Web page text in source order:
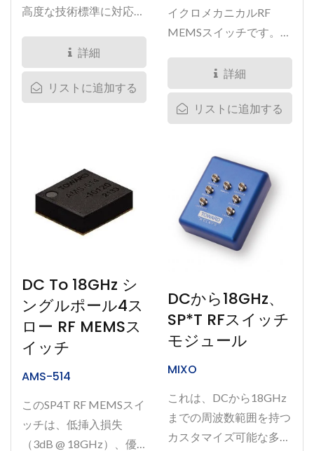
高度な技術標準に対応し
号切替をサポートする専
門のリレーです。
Menlo...
詳細
リストに追加する
イクロメカニカルRF
MEMSスイッチです。私
り、25Wを超える前方電
力に対応可能な高信頼性
スイッチが実現しまし
詳細
リストに追加する
DC To 18GHz シ
ングルポール4ス
ロー RF MEMSス
イッチ
AMS-514
このSP4T RF MEMSスイ
ッチは、低挿入損失
（3dB @ 18GHz）、優
DCから18GHz、
SP*T RFスイッチ
モジュール
MIXO
これは、DCから18GHz
までの周波数範囲を持つ
カスタマイズ可能な多極